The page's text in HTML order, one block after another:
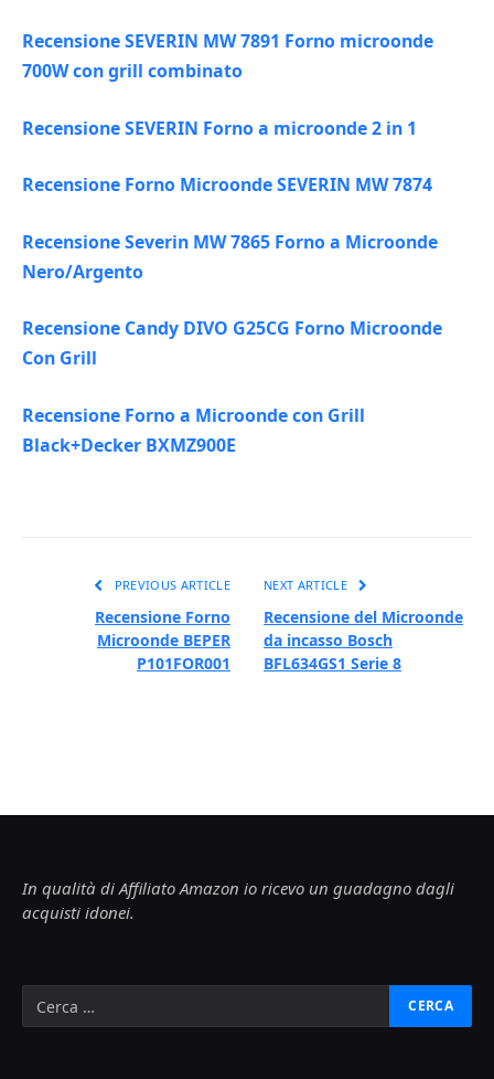
Recensione SEVERIN MW 7891 Forno microonde
700W con grill combinato
Recensione SEVERIN Forno a microonde 2 in 1
Recensione Forno Microonde SEVERIN MW 7874
Recensione Severin MW 7865 Forno a Microonde
Nero/Argento
Recensione Candy DIVO G25CG Forno Microonde
Con Grill
Recensione Forno a Microonde con Grill
Black+Decker BXMZ900E
PREVIOUS ARTICLE
Recensione Forno
Microonde BEPER
P101FOR001
NEXT ARTICLE
Recensione del Microonde
da incasso Bosch
BFL634GS1 Serie 8
In qualità di Affiliato Amazon io ricevo un guadagno dagli
acquisti idonei.